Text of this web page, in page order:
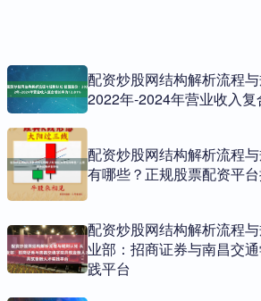
配资炒股网结构解析流程
2022年-2024年营业收入
配资炒股网结构解析流程
有哪些？正规股票配资平
配资炒股网结构解析流程
业部：招商证券与南昌交
践平台